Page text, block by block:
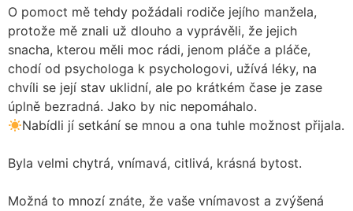
O pomoct mě tehdy požádali rodiče jejího manžela,
protože mě znali už dlouho a vyprávěli, že jejich
snacha, kterou měli moc rádi, jenom pláče a pláče,
chodí od psychologa k psychologovi, užívá léky, na
chvíli se její stav uklidní, ale po krátkém čase je zase
úplně bezradná. Jako by nic nepomáhalo.
Nabídli jí setkání se mnou a ona tuhle možnost přijala.
Byla velmi chytrá, vnímavá, citlivá, krásná bytost.
Možná to mnozí znáte, že vaše vnímavost a zvýšená